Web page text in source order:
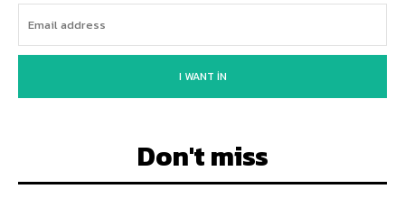
I WANT IN
Don't miss